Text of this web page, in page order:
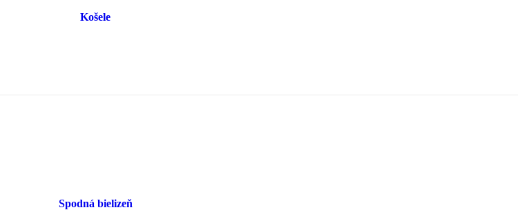
Košele
Spodná bielizeň